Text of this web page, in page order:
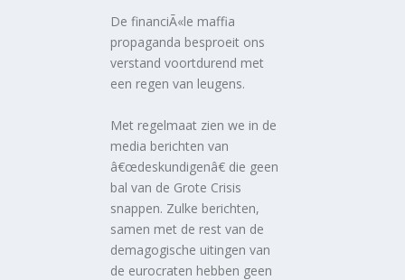
De financiÃ«le maffia
propaganda besproeit ons
verstand voortdurend met
een regen van leugens.
Met regelmaat zien we in de
media berichten van
â€œdeskundigenâ€ die geen
bal van de Grote Crisis
snappen. Zulke berichten,
samen met de rest van de
demagogische uitingen van
de eurocraten hebben geen